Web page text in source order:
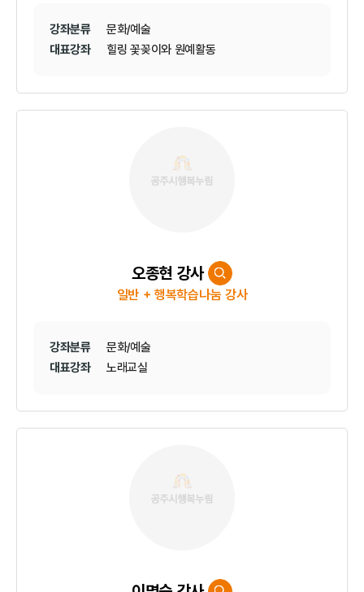
강좌분류
문화/예술
대표강좌
힐링 꽃꽂이와 원예활동
오종현 강사
일반 + 행복학습나눔 강사
강좌분류
문화/예술
대표강좌
노래교실